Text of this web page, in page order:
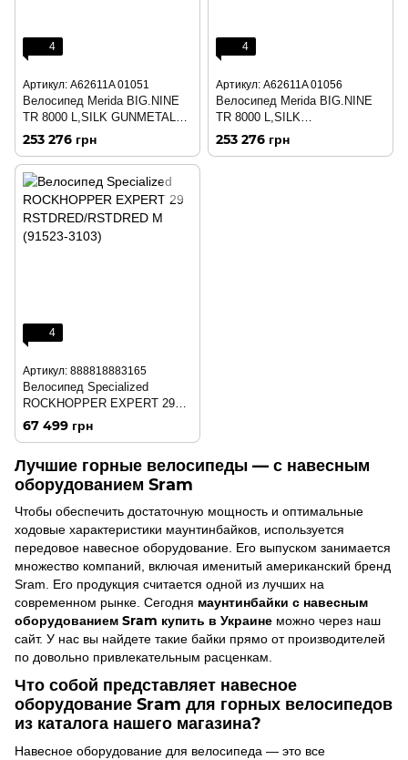
4
Артикул: A62611A 01051
Велосипед Merida BIG.NINE
TR 8000 L,SILK GUNMETAL
GREY(HOLO BK)
253 276 грн
4
Артикул: A62611A 01056
Велосипед Merida BIG.NINE
TR 8000 L,SILK
TRANSPARENT BLUE(SIL)
253 276 грн
4
Артикул: 888818883165
Велосипед Specialized
ROCKHOPPER EXPERT 29
RSTDRED/RSTDRED M
(91523-3103)
67 499 грн
Лучшие горные велосипеды — с навесным
оборудованием Sram
Чтобы обеспечить достаточную мощность и оптимальные
ходовые характеристики маунтинбайков, используется
передовое навесное оборудование. Его выпуском занимается
множество компаний, включая именитый американский бренд
Sram. Его продукция считается одной из лучших на
современном рынке. Сегодня маунтинбайки с навесным
оборудованием Sram купить в Украине можно через наш
сайт. У нас вы найдете такие байки прямо от производителей
по довольно привлекательным расценкам.
Что собой представляет навесное
оборудование Sram для горных велосипедов
из каталога нашего магазина?
Навесное оборудование для велосипеда — это все